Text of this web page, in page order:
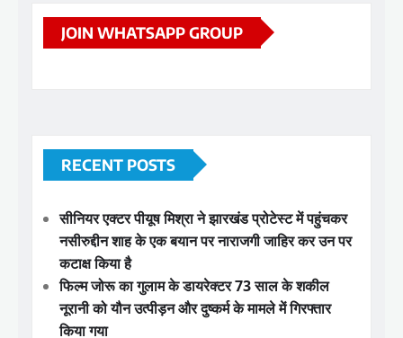
JOIN WHATSAPP GROUP
RECENT POSTS
सीनियर एक्टर पीयूष मिश्रा ने झारखंड प्रोटेस्ट में पहुंचकर
नसीरुद्दीन शाह के एक बयान पर नाराजगी जाहिर कर उन पर
कटाक्ष किया है
फिल्म जोरू का गुलाम के डायरेक्टर 73 साल के शकील
नूरानी को यौन उत्पीड़न और दुष्कर्म के मामले में गिरफ्तार
किया गया